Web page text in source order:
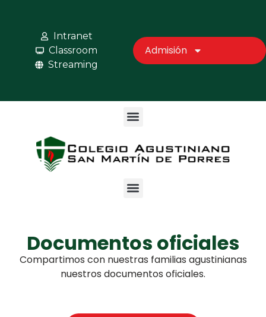
Intranet
Classroom
Streaming
Admisión
Documentos oficiales
Compartimos con nuestras familias agustinianas
nuestros documentos oficiales.